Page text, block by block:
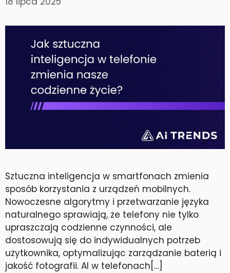
Sztuczna inteligencja w smartfonach zmienia
sposób korzystania z urządzeń mobilnych.
Nowoczesne algorytmy i przetwarzanie języka
naturalnego sprawiają, że telefony nie tylko
upraszczają codzienne czynności, ale
dostosowują się do indywidualnych potrzeb
użytkownika, optymalizując zarządzanie baterią i
jakość fotografii. AI w telefonach[…]